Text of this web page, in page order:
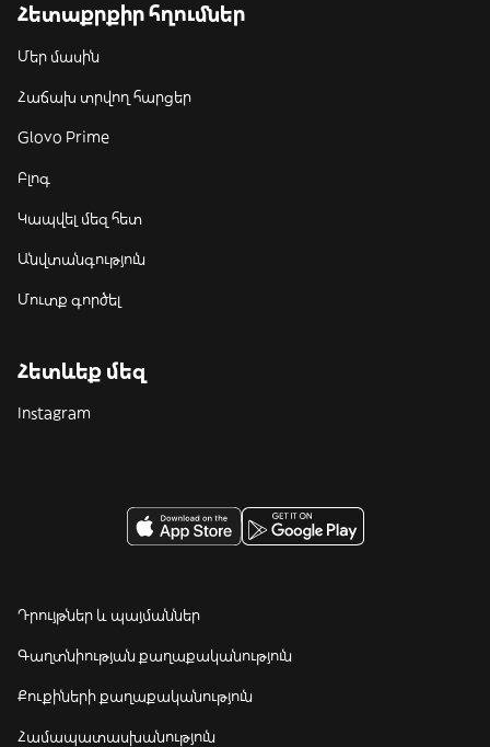
Հետաքրքիր հղումներ
Մեր մասին
Հաճախ տրվող հարցեր
Glovo Prime
Բլոգ
Կապվել մեզ հետ
Անվտանգություն
Մուտք գործել
Հետևեք մեզ
Instagram
Դրույթներ և պայմաններ
Գաղտնիության քաղաքականություն
Քուքիների քաղաքականություն
Համապատասխանություն